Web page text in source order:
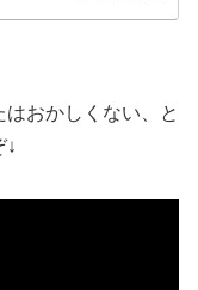
おかしくない、と
↓